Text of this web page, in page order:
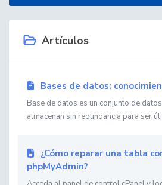
Artículos
Bases de datos:
Base de datos es un conjunto de
almacenan sin redundancia para ser
¿Cómo reparar una tabla
phpMyAdmin?